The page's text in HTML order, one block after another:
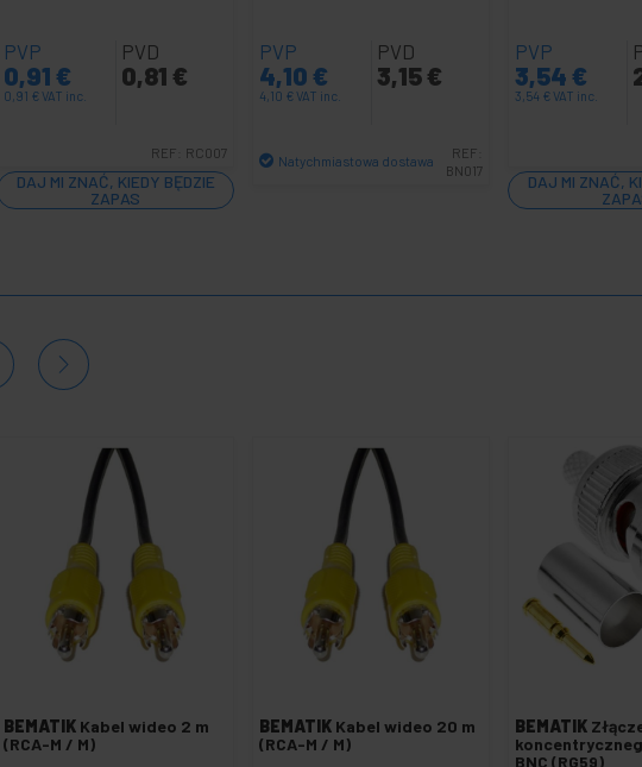
PVP
0,91 €
0,91 €VAT inc.
PVD
0,81 €
REF: RC007
DAJ MI ZNAĆ, KIEDY BĘDZIE
ZAPAS
PVP
4,10 €
4,10 €VAT inc.
PVD
3,15 €
Natychmiastowa dostawa
REF:
BN017
PVP
3,54 €
3,54 €VAT inc.
DAJ MI ZNAĆ,
BEMATIK Kabel wideo 2 m
(RCA-M / M)
BEMATIK Kabel wideo 20 m
(RCA-M / M)
BEMATIK
BNC (RG59)